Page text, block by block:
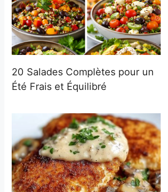
20 Salades Complètes pour un
Été Frais et Équilibré